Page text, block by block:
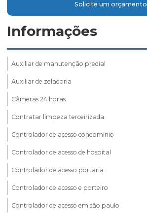
Solicite um orçamento
Informações
Auxiliar de manutenção predial
Auxiliar de zeladoria
Câmeras 24 horas
Contratar limpeza terceirizada
Controlador de acesso condominio
Controlador de acesso de hospital
Controlador de acesso portaria
Controlador de acesso e porteiro
Controlador de acesso em são paulo